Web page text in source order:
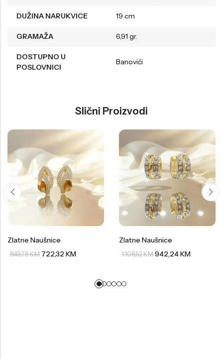
DUŽINA NARUKVICE 19 cm
GRAMAŽA 6,91 gr.
DOSTUPNO U
POSLOVNICI
Banovići
Slični Proizvodi
Zlatne Naušnice
849,78KM 722,32KM
Zlatne Naušnice
1.108,52KM 942,24KM